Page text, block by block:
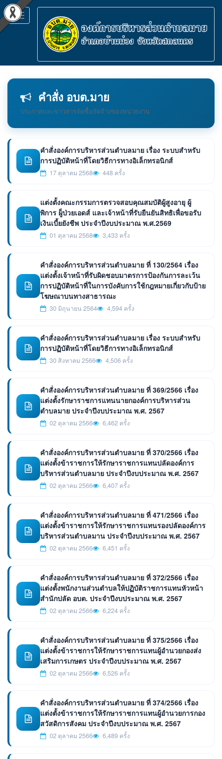
Toggle
navigation
คำสั่ง อบต.มาย
ประกาศและข่าวสารจัดซื้อจัดจ้างของหน่วยงาน
คำสั่งองค์การบริหารส่วนตำบลมาย เรื่อง ระบบสำหรับ
การปฏิบัติหน้าที่โดยวิธีการทางอิเล็กทรอนิกส์
17 ตุลาคม 2568 448 ครั้ง
แต่งตั้งคณะกรรมการตรวจสอบคุณสมบัติผู้สูงอายุ ผู้
พิการ ผู็ป่วยเอดส์ และเจ้าหน้าที่รับยืนยันสิทธิเพื่อขอรับ
เงินเบี้ยยังชีพ ประจำปีงบประมาณ พ.ศ.2569
01 ตุลาคม 2568 3,433 ครั้ง
คำสั่งองค์การบริหารส่วนตำบลมาย ที่ 130/2564 เรื่อง
แต่งตั้งเจ้าหน้าที่รับผิดชอบมาตรการป้องกันการละเว้น
การปฏิบัติหน้าที่ในการบังคับการใช้กฎหมายเกี่ยวกับป้าย
โฆษณาบนทางสาธารณะ
30 มิถุนายน 2564 4,594 ครั้ง
คำสั่งองค์การบริหารส่วนตำบลมาย เรื่อง ระบบสำหรับ
การปฏิบัติหน้าที่โดยวิธีการทางอิเล็กทรอนิกส์
30 สิงหาคม 2566 4,506 ครั้ง
คำสั่งองค์การบริหารส่วนตำบลมาย ที่ 369/2566 เรื่อง
แต่งตั้งรักษาราชการแทนนายกองค์การบริหารส่วน
ตำบลมาย ประจำปีงบประมาณ พ.ศ. 2567
02 ตุลาคม 2566 6,462 ครั้ง
คำสั่งองค์การบริหารส่วนตำบลมาย ที่ 370/2566 เรื่อง
แต่งตั้งข้าราชการให้รักษาราชการแทนปลัดองค์การ
บริหารส่วนตำบลมาย ประจำปีงบประมาณ พ.ศ. 2567
02 ตุลาคม 2566 6,407 ครั้ง
คำสั่งองค์การบริหารส่วนตำบลมาย ที่ 471/2566 เรื่อง
แต่งตั้งข้าราชการให้รักษาราชการแทนรองปลัดองค์การ
บริหารส่วนตำบลมาน ประจำปีงบประมาณ พ.ศ. 2567
02 ตุลาคม 2566 6,451 ครั้ง
คำสั่งองค์การบริหารส่วนตำบลมาย ที่ 372/2566 เรื่อง
แต่งตั้งพนักงานส่วนตำบลให้ปฏิบัติราชการแทนหัวหน้า
สำนักปลัด อบต. ประจำปีงบประมาณ พ.ศ. 2567
02 ตุลาคม 2566 6,224 ครั้ง
คำสั่งองค์การบริหารส่วนตำบลมาย ที่ 375/2566 เรื่อง
แต่งตั้งข้าราชการให้รักษาราชการแทนผู้อำนวยกองส่ง
เสริมการเกษตร ประจำปีงบประมาณ พ.ศ. 2567
02 ตุลาคม 2566 6,526 ครั้ง
คำสั่งองค์การบริหารส่วนตำบลมาย ที่ 374/2566 เรื่อง
แต่งตั้งข้าราชการให้รักษาราชการแทนผู้อำนวยการกอง
สวัสดิการสังคม ประจำปีงบประมาณ พ.ศ. 2567
02 ตุลาคม 2566 6,489 ครั้ง